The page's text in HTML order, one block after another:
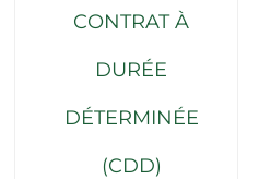
CONTRAT À
DURÉE
DÉTERMINÉE
(CDD)